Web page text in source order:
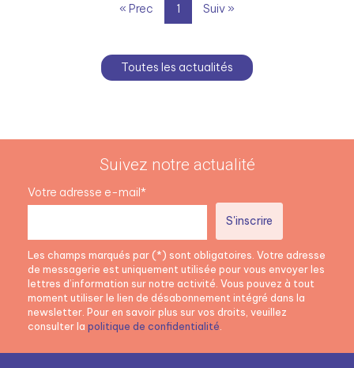
« Prec 1 Suiv »
Toutes les actualités
Suivez notre actualité
Votre adresse e-mail*
Les champs marqués par (*) sont obligatoires. Votre adresse
de messagerie est uniquement utilisée pour vous envoyer les
lettres d’information sur notre activité. Vous pouvez à tout
moment utiliser le lien de désabonnement intégré dans la
newsletter. Pour en savoir plus sur vos droits, veuillez
consulter la politique de confidentialité